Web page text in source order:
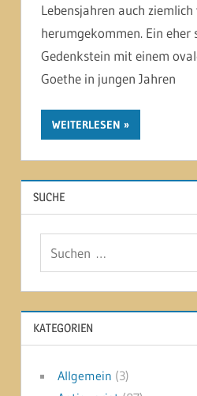
Lebensjahren auch ziemlich
herumgekommen. Ein eher
Gedenkstein mit einem
Goethe in jungen Jahren
WEITERLESEN
SUCHE
KATEGORIEN
Allgemein (3)